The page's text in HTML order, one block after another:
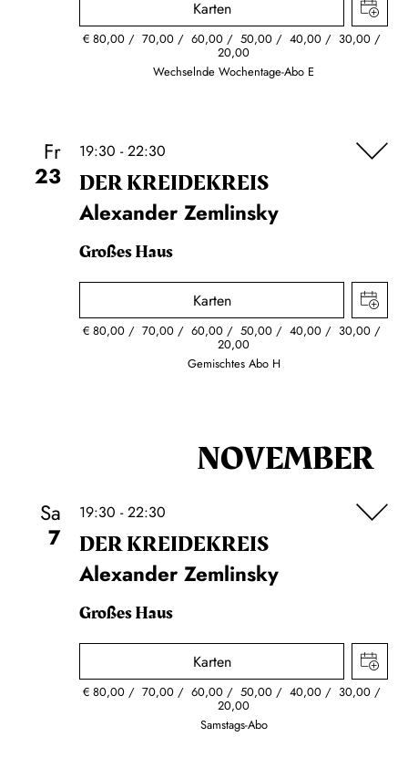
Karten
€80,00 70,00 60,00 50,00 40,00 30,00
20,00
Wechselnde Wochentage-Abo E
Fr
23
19:30 - 22:30
DER KREIDE­KREIS
Alexander Zemlinsky
Großes Haus
Karten
€80,00 70,00 60,00 50,00 40,00 30,00
20,00
Gemischtes Abo H
NOVEMBER
Sa
7
19:30 - 22:30
DER KREIDE­KREIS
Alexander Zemlinsky
Großes Haus
Karten
€80,00 70,00 60,00 50,00 40,00 30,00
20,00
Samstags-Abo